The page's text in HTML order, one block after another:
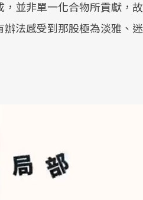
並非單一化合物所貢獻，
法感受到那股極為淡雅、